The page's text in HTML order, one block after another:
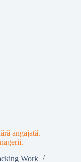
angajată.
Work